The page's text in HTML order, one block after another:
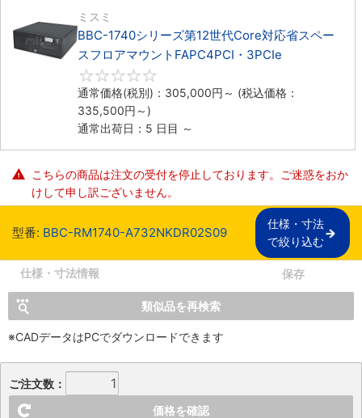
ミスミ
BBC-1740シリーズ第12世代Core対応省スペー
スフロアマウントFAPC4PCI・3PCIe
通常価格(税別)： 305,000円 ～ (税込価格：
335,500円 ～)
通常出荷日：5 日目 ～
こちらの商品は注文の受付を停止しております。ご迷惑をおか
けして申し訳ございません。
型番: BBC-RM1740-A732NKDR02S09
仕様・寸法
で絞り込む
仕様・寸法情報 保存
類似品を再検索
※CADデータはPCでダウンロードできます
ご注文数：
価格を確認